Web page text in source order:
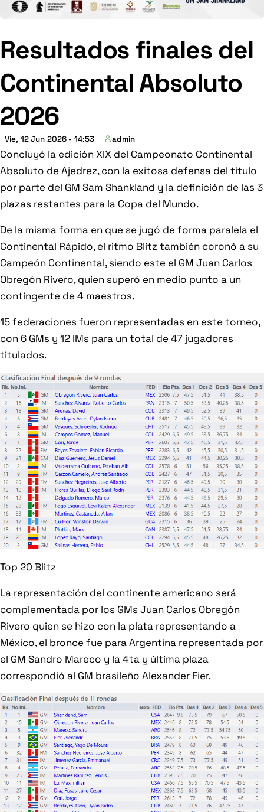
Resultados finales del
Continental Absoluto
2026
Vie, 12 Jun 2026 - 14:53 admin
Concluyó la edición XIX del Campeonato Continental
Absoluto de Ajedrez, con la exitosa defensa del título
por parte del GM Sam Shankland y la definición de las 3
plazas restantes para la Copa del Mundo.
De la misma forma en que se jugó de forma paralela el
Continental Rápido, el ritmo Blitz también coronó a su
Campeón Continental, siendo este el GM Juan Carlos
Obregón Rivero, quien superó en medio punto a un
contingente de 4 maestros.
15 federaciones fueron representadas en este torneo,
con 6 GMs y 12 IMs para un total de 47 jugadores
titulados.
Top 20 Blitz
La representación del continente americano será
complementada por los GMs Juan Carlos Obregón
Rivero quien se hizo con la plata representando a
México, el bronce fue para Argentina representada por
el GM Sandro Mareco y la 4ta y última plaza
correspondió al GM brasileño Alexander Fier.